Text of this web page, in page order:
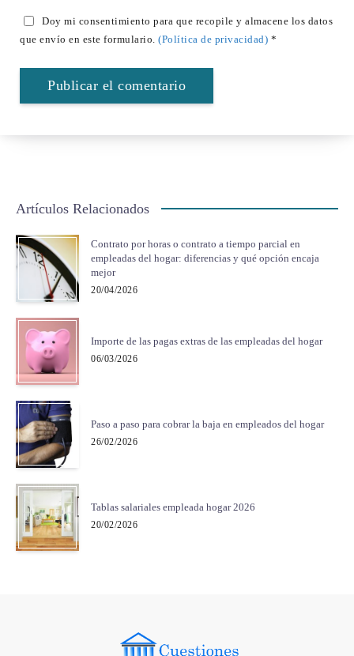
Doy mi consentimiento para que recopile y almacene los datos
que envío en este formulario. (Política de privacidad) *
Artículos Relacionados
Contrato por horas o contrato a tiempo parcial en
empleadas del hogar: diferencias y qué opción encaja
mejor
20/04/2026
Importe de las pagas extras de las empleadas del hogar
06/03/2026
Paso a paso para cobrar la baja en empleados del hogar
26/02/2026
Tablas salariales empleada hogar 2026
20/02/2026